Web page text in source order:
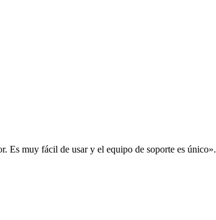
Es muy fácil de usar y el equipo de soporte es único».